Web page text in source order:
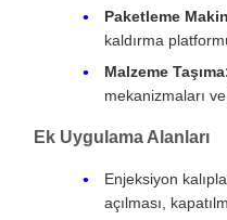
Paketleme
kaldırma
Malzeme
mekanizmaları
Ek Uygulama Alanları
Enjeksiyon
açılması,